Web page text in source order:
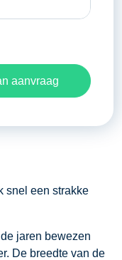
aanvraag
snel een strakke
jaren bewezen
De breedte van de